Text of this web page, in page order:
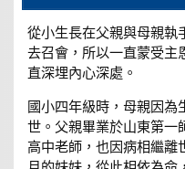
從小生長在父親與母親執
去召會，所以一直蒙受主
直深埋內心深處。
國小四年級時，母親因為
世。父親畢業於山東第一
高中老師，也因病相繼離